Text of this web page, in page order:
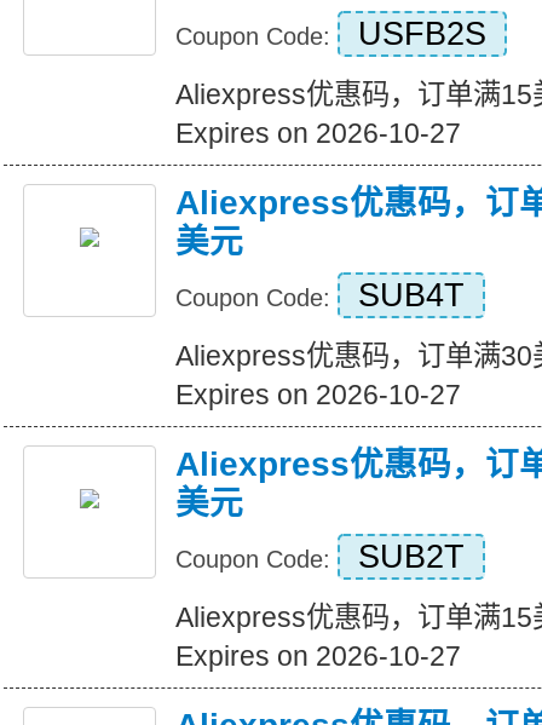
Coupon Code: USFB2S
Aliexpress优惠码，订单满15
Expires on 2026-10-27
Aliexpress优惠码，订
美元
Coupon Code: SUB4T
Aliexpress优惠码，订单满30
Expires on 2026-10-27
Aliexpress优惠码，订
美元
Coupon Code: SUB2T
Aliexpress优惠码，订单满15
Expires on 2026-10-27